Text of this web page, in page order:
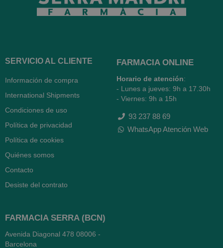
SERVICIO AL CLIENTE
Información de compra
International Shipments
Condiciones de uso
Política de privacidad
Política de cookies
Quiénes somos
Contacto
Desiste del contrato
FARMACIA ONLINE
Horario de atención:
- Lunes a jueves: 9h a 17.30h
- Viernes: 9h a 15h
93 237 88 69
WhatsApp Atención Web
FARMACIA SERRA (BCN)
Avenida Diagonal 478 08006 -
Barcelona